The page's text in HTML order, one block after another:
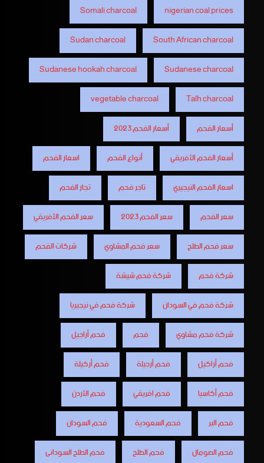
nigerian coal prices
Somali charcoal
South African charcoal
Sudan charcoal
Sudanese charcoal
Sudanese hookah charcoal
Talh charcoal
vegetable charcoal
أسعار الفحم
أسعار الفحم 2023
أسعار الفحم الأفريقي
أنواع الفحم
اسعار الفحم
اسعار الفحم النيجيري
تاجر فحم
تجار الفحم
سعر الفحم
سعر الفحم 2023
سعر الفحم الأفريقي
سعر فحم الطلح
سعر فحم المشاوي
شركات الفحم
شركة فحم
شركة فحم شيشة
شركة فحم في السودان
شركة فحم في نيجيريا
شركة فحم مشاوي
فحم
فحم أراجيل
فحم أراكيل
فحم أرجيلة
فحم أركيلة
فحم أكاسيا
فحم افريقي
فحم الأردن
فحم البر
فحم السعودية
فحم السودان
فحم الصومال
فحم الطلح
فحم الطلح السودانى